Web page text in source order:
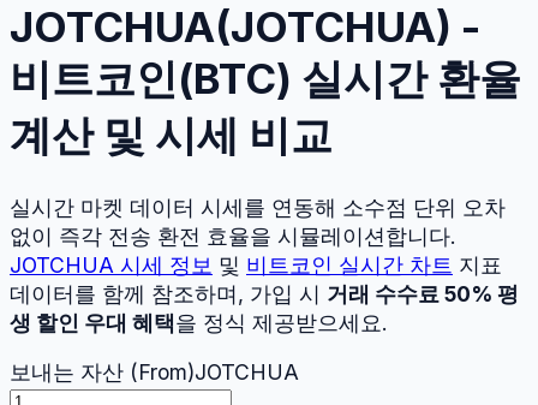
JOTCHUA(JOTCHUA) -
비트코인(BTC) 실시간 환율
계산 및 시세 비교
실시간 마켓 데이터 시세를 연동해 소수점 단위 오차
없이 즉각 전송 환전 효율을 시뮬레이션합니다.
JOTCHUA 시세 정보 및 비트코인 실시간 차트 지표
데이터를 함께 참조하며, 가입 시 거래 수수료 50% 평
생 할인 우대 혜택을 정식 제공받으세요.
보내는 자산 (From)JOTCHUA